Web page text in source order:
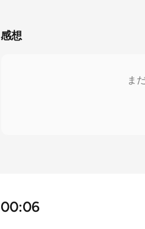
感想
ま
00:06